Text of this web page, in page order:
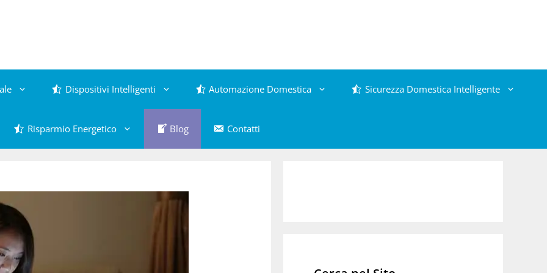
Dispositivi Intelligenti Automazione Domestica Sicurezza Domestica Intelligente
Risparmio Energetico Blog Contatti